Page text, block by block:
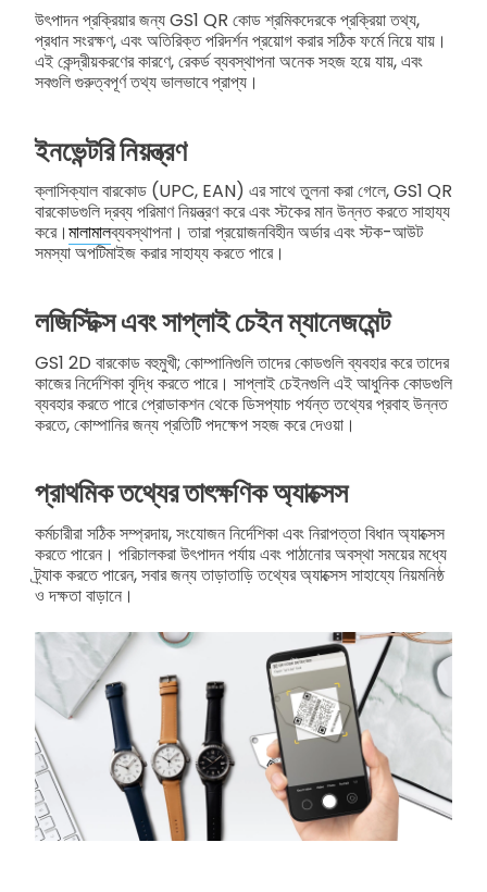
উৎপাদন প্রক্রিয়ার জন্য GS1 QR কোড শ্রমিকদেরকে প্রক্রিয়া তথ্য,
প্রধান সংরক্ষণ, এবং অতিরিক্ত পরিদর্শন প্রয়োগ করার সঠিক ফর্মে নিয়ে যায়।
এই কেন্দ্রীয়করণের কারণে, রেকর্ড ব্যবস্থাপনা অনেক সহজ হয়ে যায়, এবং
সবগুলি গুরুত্বপূর্ণ তথ্য ভালভাবে প্রাপ্য।
ইনভেন্টরি নিয়ন্ত্রণ
ক্লাসিক্যাল বারকোড (UPC, EAN) এর সাথে তুলনা করা গেলে, GS1 QR
বারকোডগুলি দ্রব্য পরিমাণ নিয়ন্ত্রণ করে এবং স্টকের মান উন্নত করতে সাহায্য
করে।মালামালব্যবস্থাপনা। তারা প্রয়োজনবিহীন অর্ডার এবং স্টক-আউট
সমস্যা অপটিমাইজ করার সাহায্য করতে পারে।
লজিস্টিক্স এবং সাপ্লাই চেইন ম্যানেজমেন্ট
GS1 2D বারকোড বহুমুখী; কোম্পানিগুলি তাদের কোডগুলি ব্যবহার করে তাদের
কাজের নির্দেশিকা বৃদ্ধি করতে পারে। সাপ্লাই চেইনগুলি এই আধুনিক কোডগুলি
ব্যবহার করতে পারে প্রোডাকশন থেকে ডিসপ্যাচ পর্যন্ত তথ্যের প্রবাহ উন্নত
করতে, কোম্পানির জন্য প্রতিটি পদক্ষেপ সহজ করে দেওয়া।
প্রাথমিক তথ্যের তাৎক্ষণিক অ্যাক্সেস
কর্মচারীরা সঠিক সম্প্রদায়, সংযোজন নির্দেশিকা এবং নিরাপত্তা বিধান অ্যাক্সেস
করতে পারেন। পরিচালকরা উৎপাদন পর্যায় এবং পাঠানোর অবস্থা সময়ের মধ্যে
ট্র্যাক করতে পারেন, সবার জন্য তাড়াতাড়ি তথ্যের অ্যাক্সেস সাহায্যে নিয়মনিষ্ঠ
ও দক্ষতা বাড়ানে।